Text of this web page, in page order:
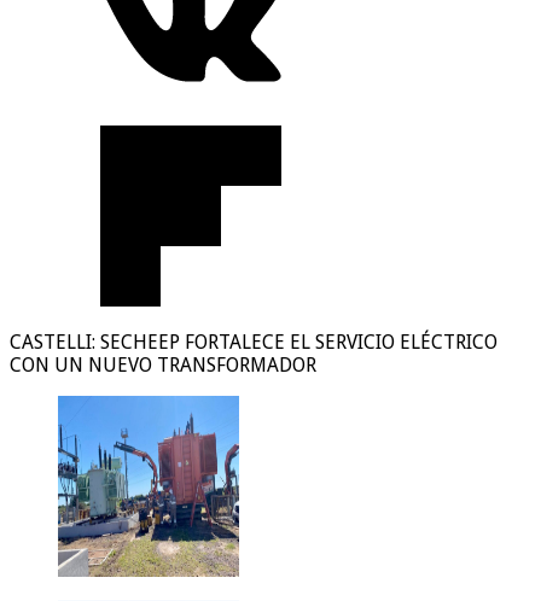
CASTELLI: SECHEEP FORTALECE EL SERVICIO ELÉCTRICO
CON UN NUEVO TRANSFORMADOR